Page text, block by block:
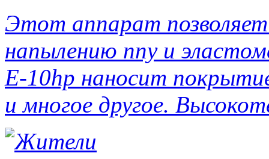
Этот аппарат
напылению ппу и
E-10hp наносит
и многое другое.